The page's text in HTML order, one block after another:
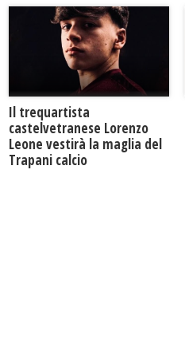
Il trequartista
castelvetranese Lorenzo
Leone vestirà la maglia del
Trapani calcio